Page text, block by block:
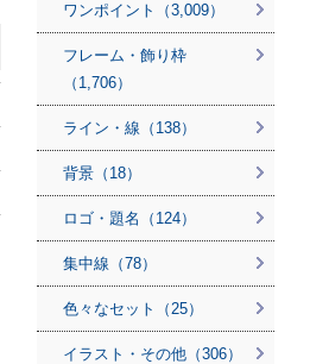
ワンポイント（3,009）
フレーム・飾り枠
（1,706）
ライン・線（138）
背景（18）
ロゴ・題名（124）
集中線（78）
色々なセット（25）
イラスト・その他（306）